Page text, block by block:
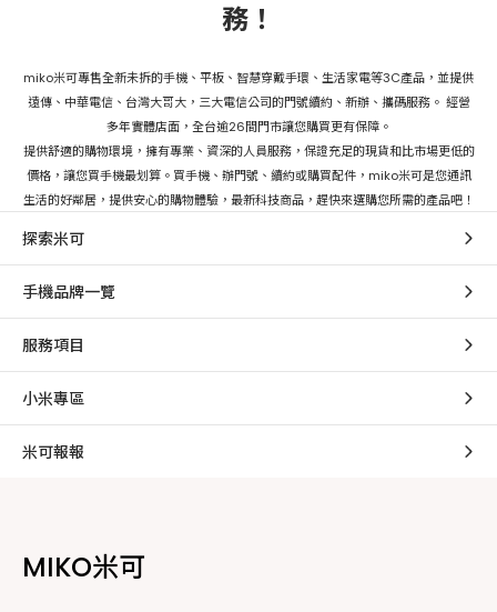
務！
miko米可專售全新未拆的手機、平板、智慧穿戴手環、生活家電等3C產品，並提供
遠傳、中華電信、台灣大哥大，三大電信公司的門號續約、新辦、攜碼服務。 經營
多年實體店面，全台逾26間門市讓您購買更有保障。
提供舒適的購物環境，擁有專業、資深的人員服務，保證充足的現貨和比市場更低的
價格，讓您買手機最划算。買手機、辦門號、續約或購買配件，miko米可是您通訊
生活的好鄰居，提供安心的購物體驗，最新科技商品，趕快來選購您所需的產品吧！
探索米可
手機品牌一覽
服務項目
小米專區
米可報報
MIKO米可